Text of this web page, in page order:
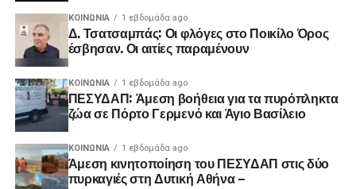
ΚΟΙΝΩΝΊΑ 1 εβδομάδα ago
Δ. Τσατσαμπάς: Οι φλόγες στο Ποικίλο Όρος
έσβησαν. Οι αιτίες παραμένουν
ΚΟΙΝΩΝΊΑ 1 εβδομάδα ago
ΠΕΣΥΔΑΠ: Άμεση βοήθεια για τα πυρόπληκτα
ζώα σε Πόρτο Γερμενό και Άγιο Βασίλειο
ΚΟΙΝΩΝΊΑ 1 εβδομάδα ago
Άμεση κινητοποίηση του ΠΕΣΥΔΑΠ στις δύο
πυρκαγιές στη Δυτική Αθήνα –